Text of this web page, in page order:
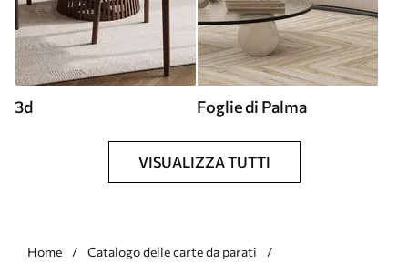
3d Foglie di Palma
VISUALIZZA TUTTI
Home
Catalogo delle carte da parati